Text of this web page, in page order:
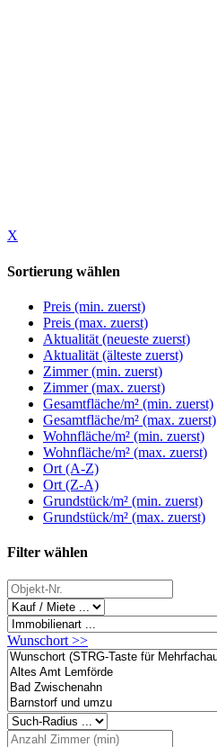
X
Sortierung wählen
Preis (min. zuerst)
Preis (max. zuerst)
Aktualität (neueste zuerst)
Aktualität (älteste zuerst)
Zimmer (min. zuerst)
Zimmer (max. zuerst)
Gesamtfläche/m² (min. zuerst)
Gesamtfläche/m² (max. zuerst)
Wohnfläche/m² (min. zuerst)
Wohnfläche/m² (max. zuerst)
Ort (A-Z)
Ort (Z-A)
Grundstück/m² (min. zuerst)
Grundstück/m² (max. zuerst)
Filter wählen
Wunschort >>